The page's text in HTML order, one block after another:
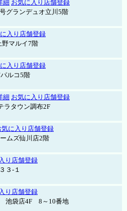
細 お気に入り店舗登録
グランデュオ立川5階
入り店舗登録
マルイ7階
入り店舗登録
ルコ5階
細 お気に入り店舗登録
ラタウン調布2F
気に入り店舗登録
ムズ仙川店2階
り店舗登録
３-１
り店舗登録
池袋店4F 8～10番地